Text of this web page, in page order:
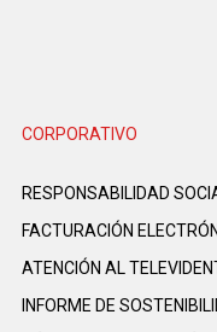
CORPORATIVO
RESPONSABILIDAD
FACTURACIÓN
ATENCIÓN AL
INFORME DE